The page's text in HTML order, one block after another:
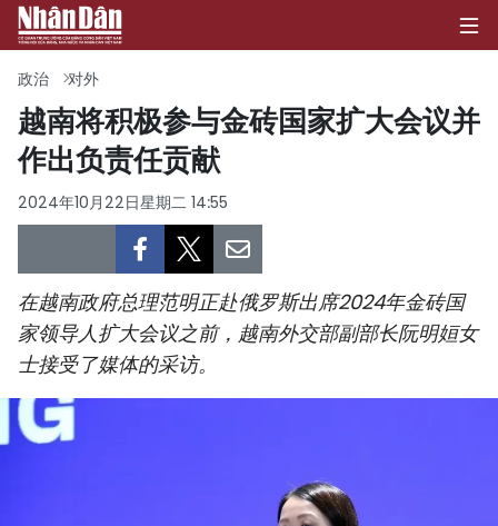
首页
政治
经济
社会
环保
政治 对外
越南将积极参与金砖国家扩大会议并
作出负责任贡献
2024年10月22日星期二 14:55
在越南政府总理范明正赴俄罗斯出席2024年金砖国
家领导人扩大会议之前，越南外交部副部长阮明姮女
士接受了媒体的采访。